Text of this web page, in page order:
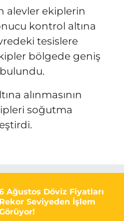
alevler ekiplerin
kontrol altına
tesislere
bölgede geniş
alınmasının
soğutma
Ağustos Döviz Fiyatları
Rekor Seviyeden İşlem